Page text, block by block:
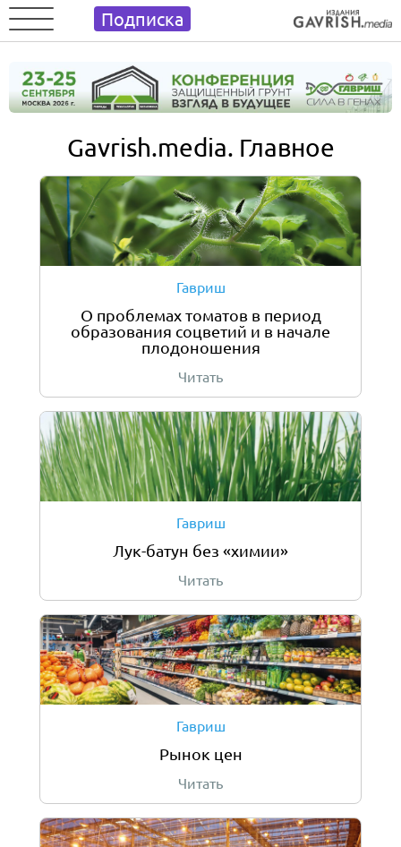
Подписка
Gavrish.media. Главное
Гавриш
О проблемах томатов в период
образования соцветий и в начале
плодоношения
Читать
Гавриш
Лук-батун без «химии»
Читать
Гавриш
Рынок цен
Читать